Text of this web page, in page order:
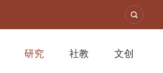
研究 社教 文创